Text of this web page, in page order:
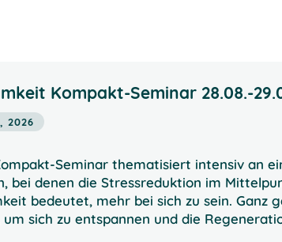
Kompakt-Seminar 28.08.-
2026
Seminar thematisiert intensiv an
bei denen die Stressreduktion im
bedeutet, mehr bei sich zu sein. Ganz
sich zu entspannen und die